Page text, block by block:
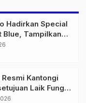
Hadirkan Special
Blue, Tampilkan
yang
Kantongi
Laik Fungsi
Musi V Tol